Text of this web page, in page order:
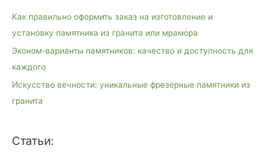
Как правильно оформить заказ на изготовление и
установку памятника из гранита или мрамора
Эконом-варианты памятников: качество и доступность для
каждого
Искусство вечности: уникальные фрезерные памятники из
гранита
Статьи: